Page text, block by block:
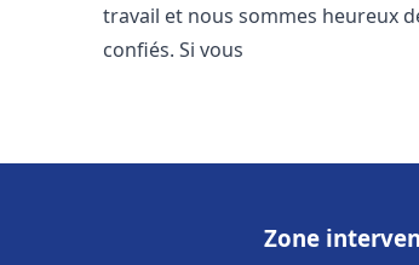
travail et nous sommes heureux
confiés. Si vous
Zone